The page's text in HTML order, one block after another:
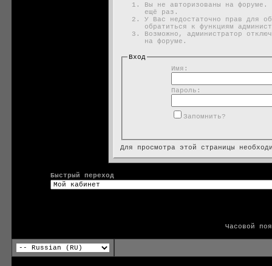
Вы не авторизованы на форуме.
ещё раз.
У Вас недостаточно прав для
обратиться к функциям
Возможно, администратор
на форуме.
Вход
Имя:
Пароль:
Запомнить?
Для просмотра этой страницы
Быстрый переход
Часовой